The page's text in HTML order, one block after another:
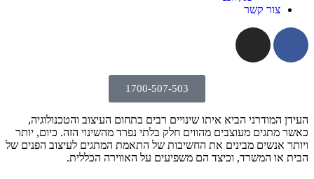
צור קשר
1700-507-503
העידן המודרני הביא איתו שינויים רבים בתחום העיצוב והטכנולוגיה,
כאשר מתגים מעוצבים מהווים חלק בלתי נפרד מהשינוי הזה. כיום, יותר
ויותר אנשים מבינים את החשיבות של התאמת המתגים לעיצוב הפנים של
הבית או המשרד, וכיצד הם משפיעים על האווירה הכללית.